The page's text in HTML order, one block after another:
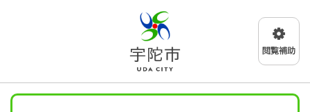
メニューを飛ばして本文へ
本